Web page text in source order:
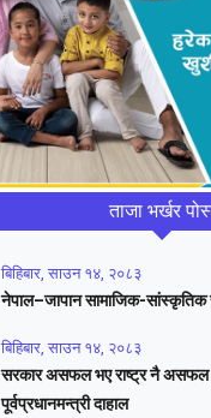
ताजा भर्खर
बिहिबार, साउन १४, २०८३
नेपाल–जापान सामाजिक-सांस्कृतिक
बिहिबार, साउन १४, २०८३
सरकार असफल भए राष्ट्र नै असफल
पूर्वप्रधानमन्त्री दाहाल